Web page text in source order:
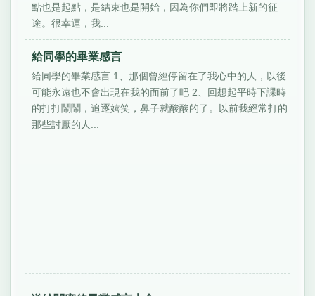
點也是起點，是結束也是開始，因為你們即將踏上新的征
途。很幸運，我...
給同學的畢業感言
給同學的畢業感言 1、那個曾經停留在了我心中的人，以後
可能永遠也不會出現在我的面前了吧 2、回想起平時下課時
的打打鬧鬧，追逐嬉笑，鼻子就酸酸的了。以前我經常打的
那些討厭的人...